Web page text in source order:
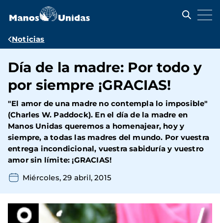
contenido
Ruta
navegación
Noticias
Día de la madre: Por todo y
por siempre ¡GRACIAS!
"El amor de una madre no contempla lo imposible"
(Charles W. Paddock). En el día de la madre en
Manos Unidas queremos a homenajear, hoy y
siempre, a todas las madres del mundo. Por vuestra
entrega incondicional, vuestra sabiduría y vuestro
amor sin límite: ¡GRACIAS!
Miércoles, 29 abril, 2015